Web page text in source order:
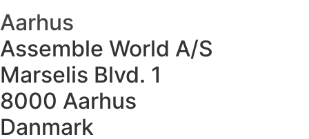
Aarhus
Assemble World A/S
Marselis Blvd. 1
8000 Aarhus
Danmark